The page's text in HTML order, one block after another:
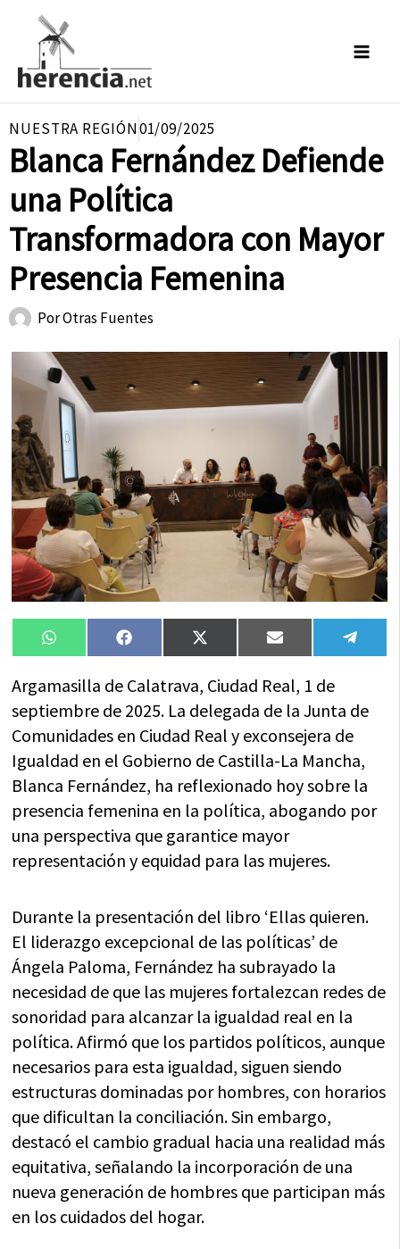
contenido
NUESTRA REGIÓN01/09/2025
Blanca Fernández Defiende
una Política
Transformadora con Mayor
Presencia Femenina
PorOtras Fuentes
Compartir
en
WhatsAppCompartir
en
FacebookCompartir
en
X
(Twitter)
Compartir
en
Email
en
Argamasilla de Calatrava, Ciudad Real, 1 de
septiembre de 2025. La delegada de la Junta de
Comunidades en Ciudad Real y exconsejera de
Igualdad en el Gobierno de Castilla-La Mancha,
Blanca Fernández, ha reflexionado hoy sobre la
presencia femenina en la política, abogando por
una perspectiva que garantice mayor
representación y equidad para las mujeres.
Durante la presentación del libro ‘Ellas quieren.
El liderazgo excepcional de las políticas’ de
Ángela Paloma, Fernández ha subrayado la
necesidad de que las mujeres fortalezcan redes de
sonoridad para alcanzar la igualdad real en la
política. Afirmó que los partidos políticos, aunque
necesarios para esta igualdad, siguen siendo
estructuras dominadas por hombres, con horarios
que dificultan la conciliación. Sin embargo,
destacó el cambio gradual hacia una realidad más
equitativa, señalando la incorporación de una
nueva generación de hombres que participan más
en los cuidados del hogar.